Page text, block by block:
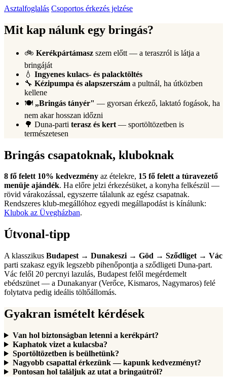
Asztalfoglalás Csoportos érkezés jelzése
Mit kap nálunk egy bringás?
🚲 Kerékpártámasz szem előtt — a teraszról is látja a
bringáját
💧 Ingyenes kulacs- és palacktöltés
🔧 Kézipumpa és alapszerszám a pultnál, ha útközben
kellene
🍽️ „Bringás tányér" — gyorsan érkező, laktató fogások, ha
nem akar hosszan időzni
🌳 Duna-parti terasz és kert — sportöltözetben is
természetesen
Bringás csapatoknak, kluboknak
8 fő felett 10% kedvezmény az ételekre, 15 fő felett a túravezető
menüje ajándék. Ha előre jelzi érkezésüket, a konyha felkészül —
rövid várakozással, egyszerre tálalunk az egész csapatnak.
Rendszeres klub-megállóhoz egyedi megállapodást is kínálunk:
Klubok az Üvegházban.
Útvonal-tipp
A klasszikus Budapest → Dunakeszi → Göd → Sződliget → Vác
parti szakasz egyik legszebb pihenőpontja a sződligeti Duna-part.
Vác felől 20 percnyi lazulás, Budapest felől megérdemelt
ebédszünet — a Dunakanyar (Verőce, Kismaros, Nagymaros) felé
folytatva pedig ideális töltőállomás.
Gyakran ismételt kérdések
Van hol biztonságban letenni a kerékpárt?
Kaphatok vizet a kulacsba?
Sportöltözetben is beülhetünk?
Nagyobb csapattal érkezünk — kapunk kedvezményt?
Pontosan hol találjuk az utat a bringaútról?